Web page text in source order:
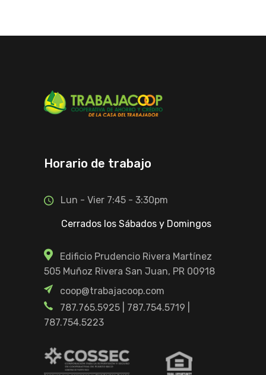
Horario de trabajo
Lun - Vier 7:45 - 3:30pm
Cerrados los Sábados y Domingos
Edificio Prudencio Rivera Martínez
505 Muñoz Rivera San Juan, PR 00918
coop@trabajacoop.com
787.765.5925
787.754.5719
787.754.5223